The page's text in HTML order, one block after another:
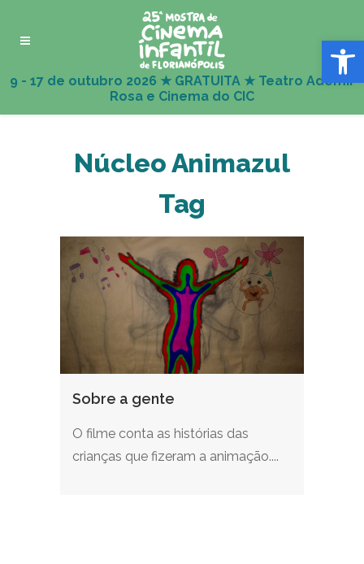
Abrir
Núcleo Animazul
Tag
Sobre a gente
O filme conta as histórias das
crianças que fizeram a animação....